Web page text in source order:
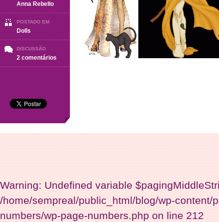
Anna Rebello
POSTADO EM
Dolls
DISCUSSÃO
2 comentários
Dolls
Warning: Undefined variable
/home/sempreal/public_html/blog/wp-content/
numbers/wp-page-numbers.php on line 212